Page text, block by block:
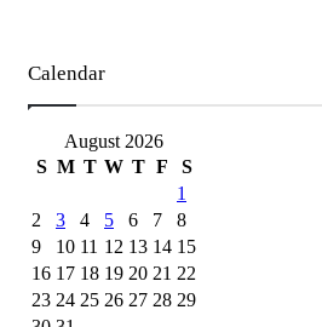
Calendar
August 2026
S M T W T F
S
1
2
3 4 5 6 7
8
9
10 11 12 13 14 15
16 17 18 19 20 21 22
23 24 25 26 27 28 29